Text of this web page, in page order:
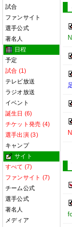
試合
ファンサイト
選手公式
著名人
日程
予定
試合 (1)
テレビ放送
ラジオ放送
イベント
誕生日 (6)
チケット発売 (4)
選手出演 (3)
キャンプ
サイト
すべて (7)
ファンサイト (7)
チーム公式
選手公式
著名人
メディア